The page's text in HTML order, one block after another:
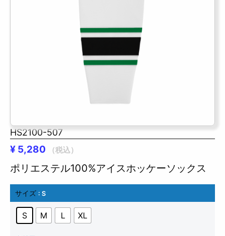
HS2100-507
¥ 5,280 （税込）
ポリエステル100%アイスホッケーソックス
サイズ : S
S M L XL